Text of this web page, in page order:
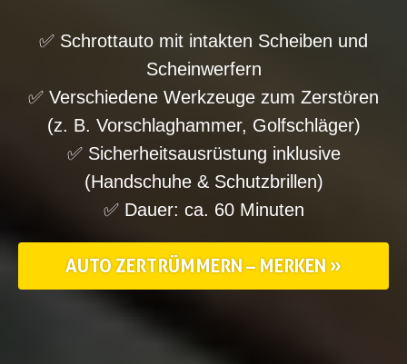
✅ Schrottauto mit intakten Scheiben und
Scheinwerfern
✅ Verschiedene Werkzeuge zum Zerstören
(z. B. Vorschlaghammer, Golfschläger)
✅ Sicherheitsausrüstung inklusive
(Handschuhe & Schutzbrillen)
✅ Dauer: ca. 60 Minuten
AUTO ZERTRÜMMERN – MERKEN »